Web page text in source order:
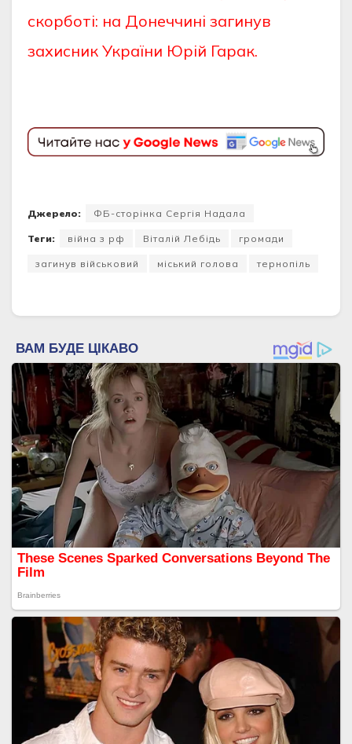
скорботі: на Донеччині загинув
захисник України Юрій Гарак.
Джерело: ФБ-сторінка Сергія Надала
Теги: війна з рф Віталій Лебідь громади
загинув військовий міський голова тернопіль